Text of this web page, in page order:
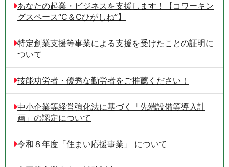
あなたの起業・ビジネスを支援します！【コワーキン
グスペース“C＆Cひがしね”】
特定創業支援等事業による支援を受けたことの証明に
ついて
技能功労者・優秀な勤労者をご推薦ください！
中小企業等経営強化法に基づく「先端設備等導入計
画」の認定について
令和８年度「住まい応援事業」 について